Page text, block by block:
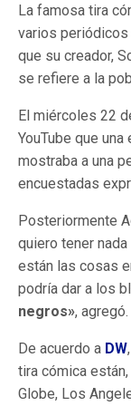
La famosa tira
varios
que su creador,
se refiere a la
El miércoles 22
YouTube que
mostraba a una
encuestadas
Posteriormente
quiero tener
están las cosas
podría dar a los
negros», agregó.
De acuerdo a DW
tira cómica
Globe, Los